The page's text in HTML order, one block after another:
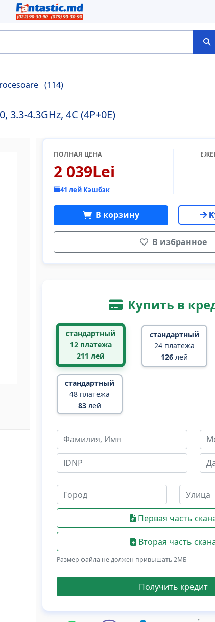
(114)
3.3-4.3GHz, 4C (4P+0Е)
ПОЛНАЯ ЦЕНА
2 039Lei
41 лей Кэшбэк
В корзину
В избранное
Купить в
стандартный
12 платежа
211 лей
стандартный
24 платежа
126лей
стандартный
48 платежа
83 лей
Первая часть
Вторая часть
Размер файла не должен привышать 2МБ
Получить кредит